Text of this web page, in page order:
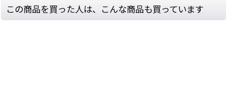
この商品を買った人は、こんな商品も買っています